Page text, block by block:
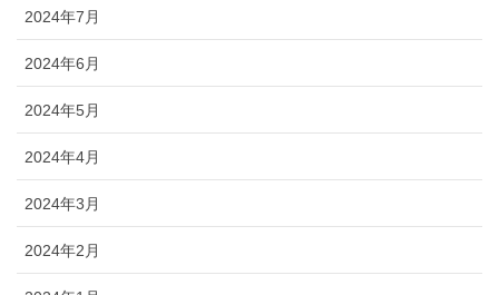
2024年7月
2024年6月
2024年5月
2024年4月
2024年3月
2024年2月